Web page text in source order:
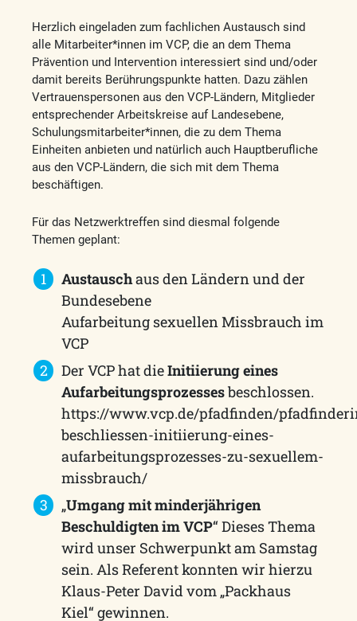
Herzlich eingeladen zum fachlichen Austausch sind
alle Mitarbeiter*innen im VCP, die an dem Thema
Prävention und Intervention interessiert sind und/oder
damit bereits Berührungspunkte hatten. Dazu zählen
Vertrauenspersonen aus den VCP-Ländern, Mitglieder
entsprechender Arbeitskreise auf Landesebene,
Schulungsmitarbeiter*innen, die zu dem Thema
Einheiten anbieten und natürlich auch Hauptberufliche
aus den VCP-Ländern, die sich mit dem Thema
beschäftigen.
Für das Netzwerktreffen sind diesmal folgende
Themen geplant:
Austauschaus den Ländern und der
Bundesebene
Aufarbeitung sexuellen Missbrauch im
VCP
Der VCP hat dieInitiierung eines
Aufarbeitungsprozessesbeschlossen.
https://www.vcp.de/pfadfinden/
beschliessen-initiierung-eines-
aufarbeitungsprozesses-zu-sexuellem-
missbrauch/
„Umgang mit minderjährigen
Beschuldigten im VCP“ Dieses Thema
wird unser Schwerpunkt am Samstag
sein. Als Referent konnten wir hierzu
Klaus-Peter David vom „Packhaus
Kiel“ gewinnen.